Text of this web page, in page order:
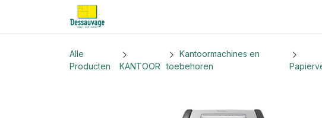
Overslaan naar inhoud
Alle
Producten
KANTOOR
Kantoormachines en
toebehoren